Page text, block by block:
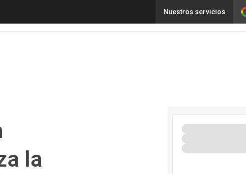
Nuestros servicios
así avanza la transformación regional en Sabana Centro
la